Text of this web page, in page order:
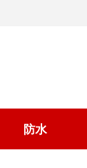
防水